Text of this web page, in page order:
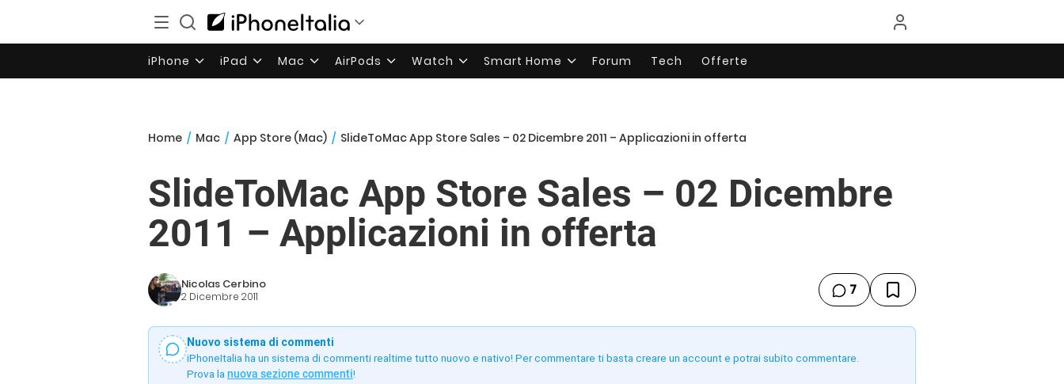
iPhone iPad Mac AirPods Watch Smart Home Forum Tech Offerte
Home / Mac / App Store (Mac) / SlideToMac App Store Sales – 02 Dicembre 2011 – Applicazioni in offerta
SlideToMac App Store Sales – 02 Dicembre
2011 – Applicazioni in offerta
Nicolas Cerbino
2 Dicembre 2011 7
Nuovo sistema di commenti
iPhoneItalia ha un sistema di commenti realtime tutto nuovo e nativo! Per commentare ti basta creare un account e potrai subito commentare.
Prova la nuova sezione commenti!